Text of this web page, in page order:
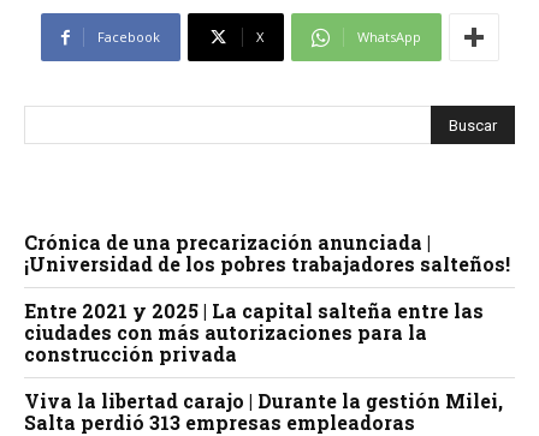
Facebook X WhatsApp
Crónica de una precarización anunciada |
¡Universidad de los pobres trabajadores salteños!
Entre 2021 y 2025 | La capital salteña entre las
ciudades con más autorizaciones para la
construcción privada
Viva la libertad carajo | Durante la gestión Milei,
Salta perdió 313 empresas empleadoras